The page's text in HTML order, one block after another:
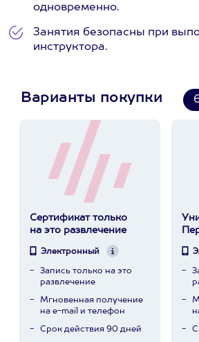
одновременно.
Занятия безопасны при
инструктора.
Варианты покупки
Сертификат только
на это развлечение
Электронный
Запись только на это
развлечение
Мгновенная получение
на e-mail и телефон
Срок действия 90 дней